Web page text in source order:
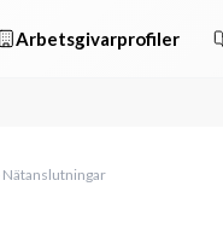
Arbetsgivarprofiler